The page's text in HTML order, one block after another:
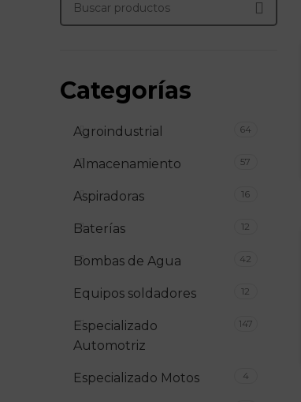
Categorías
Agroindustrial 64
Almacenamiento 57
Aspiradoras 16
Baterías 12
Bombas de Agua 42
Equipos soldadores 12
Especializado
Automotriz
147
Especializado Motos 4